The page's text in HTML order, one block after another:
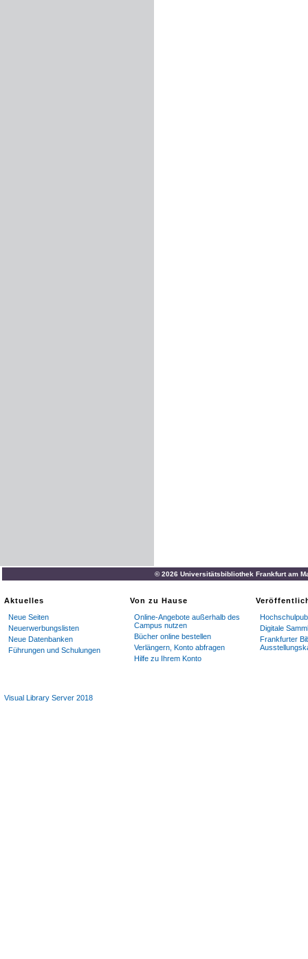
© 2026 Universitätsbibliothek Frankfurt am
Aktuelles
Neue Seiten
Neuerwerbungslisten
Neue Datenbanken
Führungen und Schulungen
Von zu Hause
Online-Angebote außerhalb des
Campus nutzen
Bücher online bestellen
Verlängern, Konto abfragen
Hilfe zu Ihrem Konto
Digitale
Frankfurter
Visual Library Server 2018